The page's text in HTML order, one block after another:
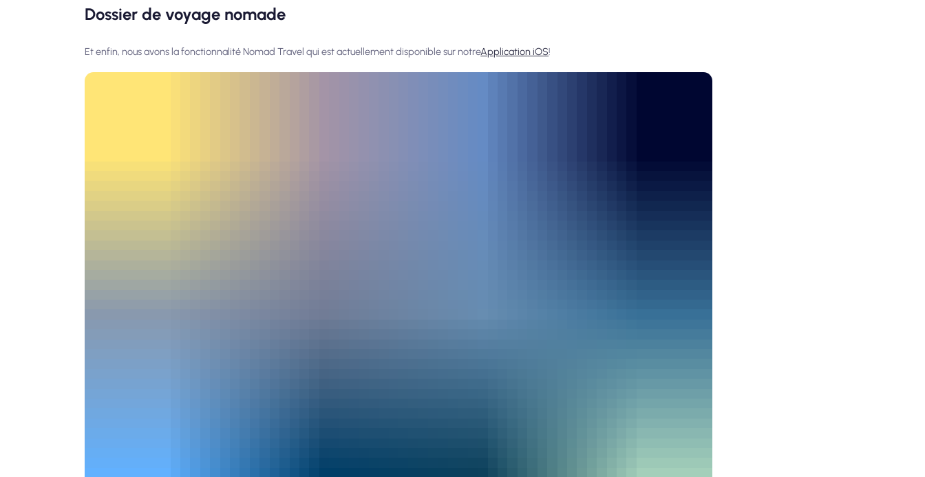
Dossier de voyage nomade
Et enfin, nous avons la fonctionnalité Nomad Travel qui est actuellement disponible sur notreApplication iOS!